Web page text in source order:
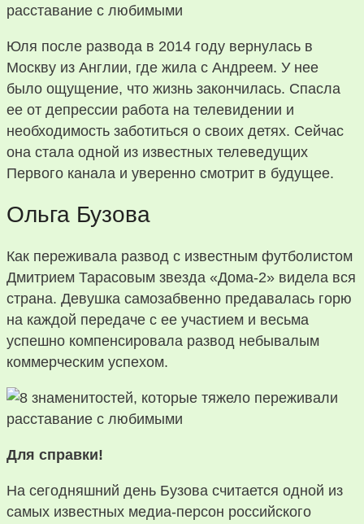
Юля после развода в 2014 году вернулась в
Москву из Англии, где жила с Андреем. У нее
было ощущение, что жизнь закончилась. Спасла
ее от депрессии работа на телевидении и
необходимость заботиться о своих детях. Сейчас
она стала одной из известных телеведущих
Первого канала и уверенно смотрит в будущее.
Ольга Бузова
Как переживала развод с известным футболистом
Дмитрием Тарасовым звезда «Дома-2» видела вся
страна. Девушка самозабвенно предавалась горю
на каждой передаче с ее участием и весьма
успешно компенсировала развод небывалым
коммерческим успехом.
Для справки!
На сегодняшний день Бузова считается одной из
самых известных медиа-персон российского